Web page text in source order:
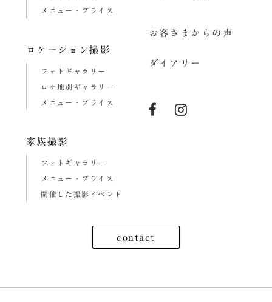
メニュー・プライス
ロケーション撮影
フォトギャラリー
ロケ地別ギャラリー
メニュー・プライス
家族撮影
フォトギャラリー
メニュー・プライス
開催した撮影イベント
お客さまからの声
ダイアリー
contact